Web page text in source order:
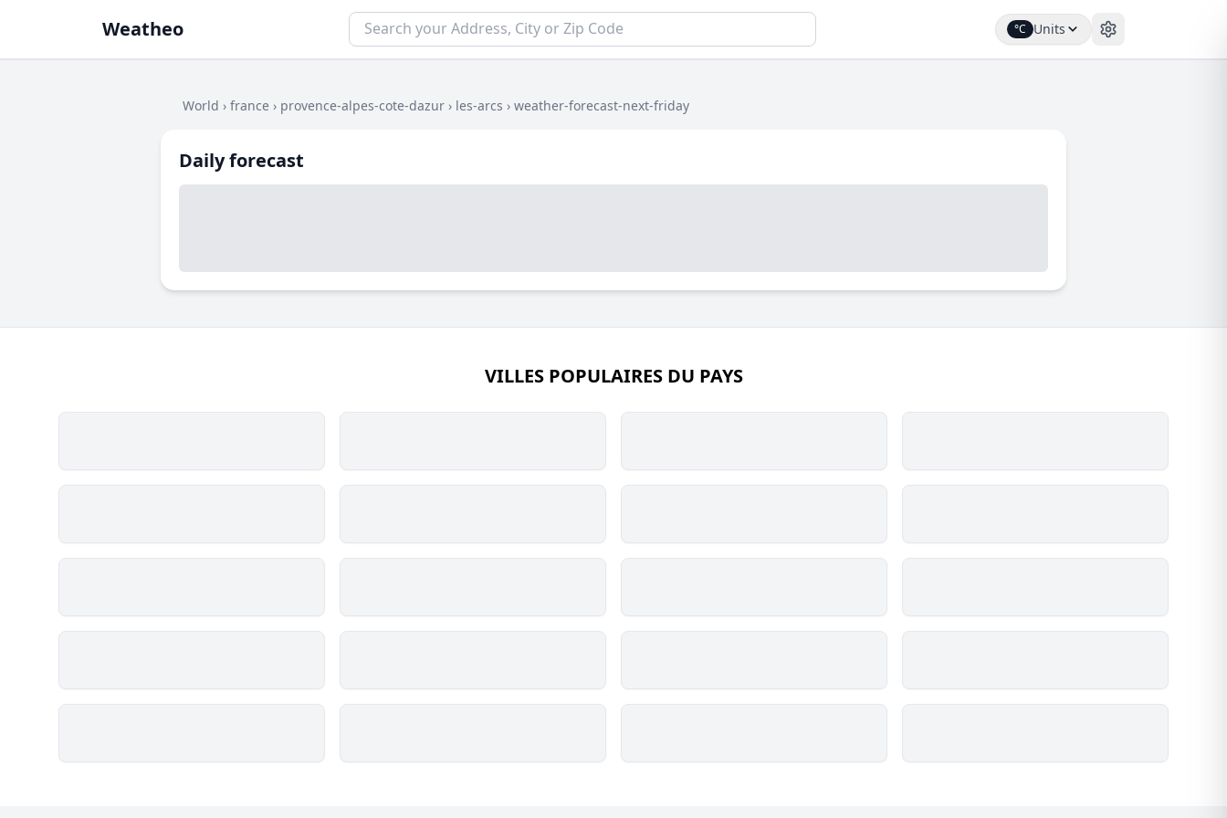
Weatheo °C Units
World › france › provence-alpes-cote-dazur › les-arcs › weather-forecast-next-friday
Daily forecast
VILLES POPULAIRES DU PAYS